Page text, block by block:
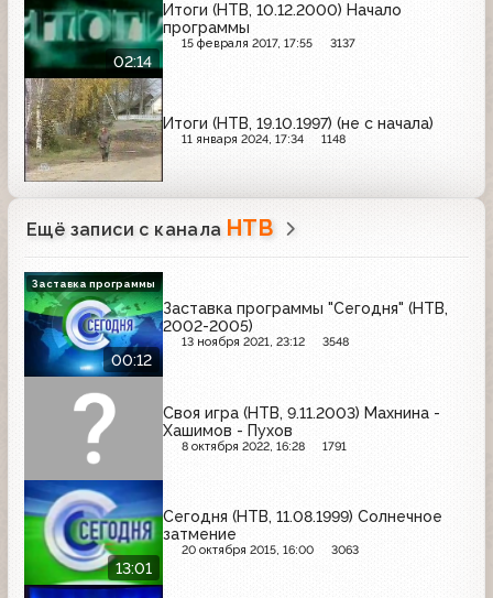
02:14
Итоги (НТВ, 10.12.2000) Начало
программы
15 февраля 2017, 17:55 3137
Итоги (НТВ, 19.10.1997) (не с начала)
11 января 2024, 17:34 1148
Ещё записи с канала НТВ
00:12
Заставка программы "Сегодня" (НТВ,
2002-2005)
13 ноября 2021, 23:12 3548
Заставка программы
Своя игра (НТВ, 9.11.2003) Махнина -
Хашимов - Пухов
8 октября 2022, 16:28 1791
13:01
Сегодня (НТВ, 11.08.1999) Солнечное
затмение
20 октября 2015, 16:00 3063